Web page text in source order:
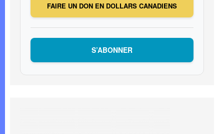
FAIRE UN DON EN DOLLARS CANADIENS
S’ABONNER